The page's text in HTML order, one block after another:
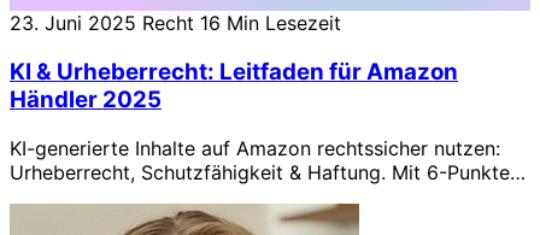
23. Juni 2025 Recht 16 Min Lesezeit
KI & Urheberrecht: Leitfaden für Amazon
Händler 2025
KI-generierte Inhalte auf Amazon rechtssicher nutzen:
Urheberrecht, Schutzfähigkeit & Haftung. Mit 6-Punkte-